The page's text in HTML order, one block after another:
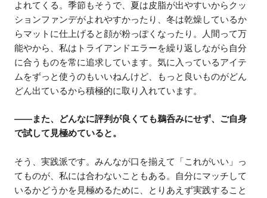
よれてくる。季節もそうで、夏は皮脂が出やすいからクッ
ションファンデがよれやすかったり、冬は乾燥しているか
らマットに仕上げると顔が粉っぽくなったり。人間って万
能やから、私はトライアンドエラーを繰り返しながら自分
に合うものを常に追求しています。気に入っているアイテ
ムをずっと使うのもいいねんけど、もっと良いものがどん
どん出ているから積極的に取り入れています。
――また、どんなに評判が良くても鵜呑みにせず、ご自身
で試して見極めていると。
そう、実践派です。みんなが口を揃えて「これがいい」っ
てものが、私には合わないこともある。自分にマッチして
いるかどうかを見極めるために、とりあえず実践すること